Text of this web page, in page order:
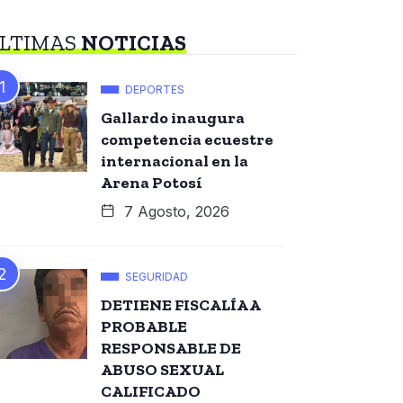
NOTICIAS
DEPORTES
Gallardo inaugura
competencia ecuestre
internacional en la
Arena Potosí
7 Agosto, 2026
SEGURIDAD
DETIENE FISCALÍA A
PROBABLE
RESPONSABLE DE
ABUSO SEXUAL
CALIFICADO